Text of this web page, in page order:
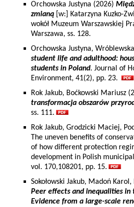
Orchowska Justyna (2026)
zmianą [w:] Katarzyna Kuzko-
wokół Muzeum Warszawskiej
Warszawa, ss. 128.
Orchowska Justyna,
student life and adulthood:
students in Poland. Journal of
Environment, 41(2), pp. 23.
Rok Jakub, Boćkowski Mariusz
transformacja obszarów
ss. 111.
Rok Jakub, Grodzicki Maciej,
The uneven benefits of
of how different protection
development in Polish
vol. 170,108201, pp. 15.
Sokołowski Jakub, Madoń
Peer effects and inequalities in
Evidence from a large-scale